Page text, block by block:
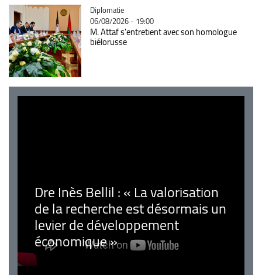
Catégorie
Diplomatie
06/08/2026 - 19:00
M. Attaf s'entretient avec son homologue
biélorusse
Dre Inès Bellil : « La valorisation
de la recherche est désormais un
levier de développement
économique »